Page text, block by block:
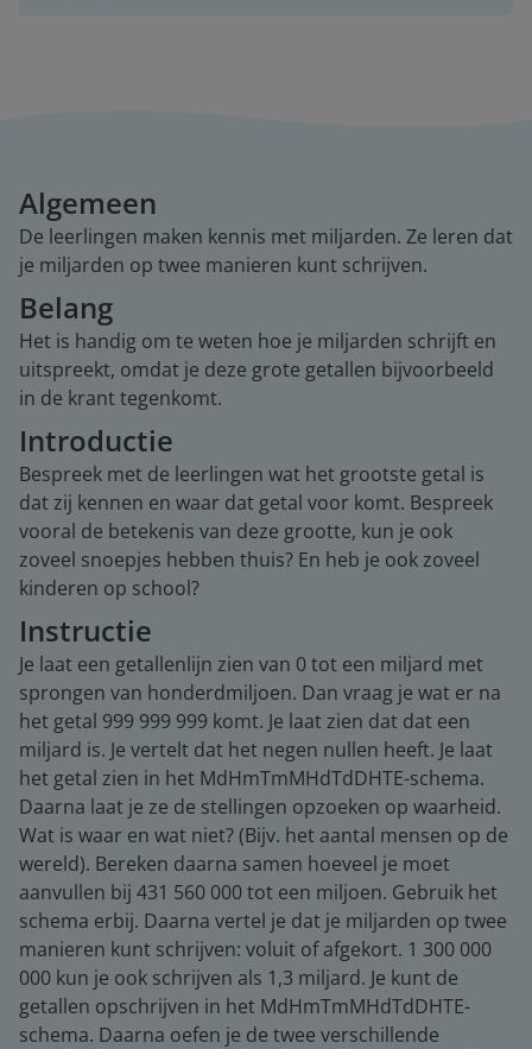
Algemeen
De leerlingen maken kennis met miljarden. Ze leren dat
je miljarden op twee manieren kunt schrijven.
Belang
Het is handig om te weten hoe je miljarden schrijft en
uitspreekt, omdat je deze grote getallen bijvoorbeeld
in de krant tegenkomt.
Introductie
Bespreek met de leerlingen wat het grootste getal is
dat zij kennen en waar dat getal voor komt. Bespreek
vooral de betekenis van deze grootte, kun je ook
zoveel snoepjes hebben thuis? En heb je ook zoveel
kinderen op school?
Instructie
Je laat een getallenlijn zien van 0 tot een miljard met
sprongen van honderdmiljoen. Dan vraag je wat er na
het getal 999 999 999 komt. Je laat zien dat dat een
miljard is. Je vertelt dat het negen nullen heeft. Je laat
het getal zien in het MdHmTmMHdTdDHTE-schema.
Daarna laat je ze de stellingen opzoeken op waarheid.
Wat is waar en wat niet? (Bijv. het aantal mensen op de
wereld). Bereken daarna samen hoeveel je moet
aanvullen bij 431 560 000 tot een miljoen. Gebruik het
schema erbij. Daarna vertel je dat je miljarden op twee
manieren kunt schrijven: voluit of afgekort. 1 300 000
000 kun je ook schrijven als 1,3 miljard. Je kunt de
getallen opschrijven in het MdHmTmMHdTdDHTE-
schema. Daarna oefen je de twee verschillende